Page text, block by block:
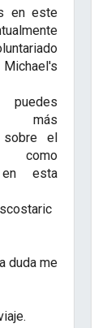
en este
puedes
más
sobre el
en esta
duda me